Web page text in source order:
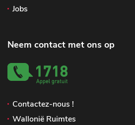
Jobs
Neem contact met ons op
Contactez-nous !
Wallonië Ruimtes